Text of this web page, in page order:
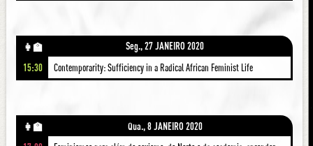
👩‍🏫
Seg., 27 JANEIRO 2020
15:30
Contemporarity: Sufficiency in a Radical African Feminist Life
👩‍🏫
Qua., 8 JANEIRO 2020